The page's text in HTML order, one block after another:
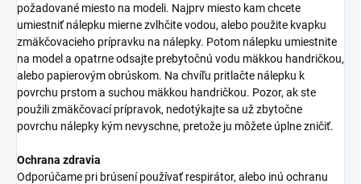
požadované miesto na modeli. Najprv miesto kam chcete
umiestniť nálepku mierne zvlhčite vodou, alebo použite kvapku
zmäkčovacieho prípravku na nálepky. Potom nálepku umiestnite
na model a opatrne odsajte prebytočnú vodu mäkkou handričkou,
alebo papierovým obrúskom. Na chvíľu pritlačte nálepku k
povrchu prstom a suchou mäkkou handričkou. Pozor, ak ste
použili zmäkčovací prípravok, nedotýkajte sa už zbytočne
povrchu nálepky kým nevyschne, pretože ju môžete úplne zničiť.
Ochrana zdravia
Odporúčame pri brúsení používať respirátor, alebo inú ochranu